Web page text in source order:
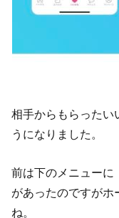
相手からもらったい
うになりました。
前は下のメニューに
があったのですがホ
ね。